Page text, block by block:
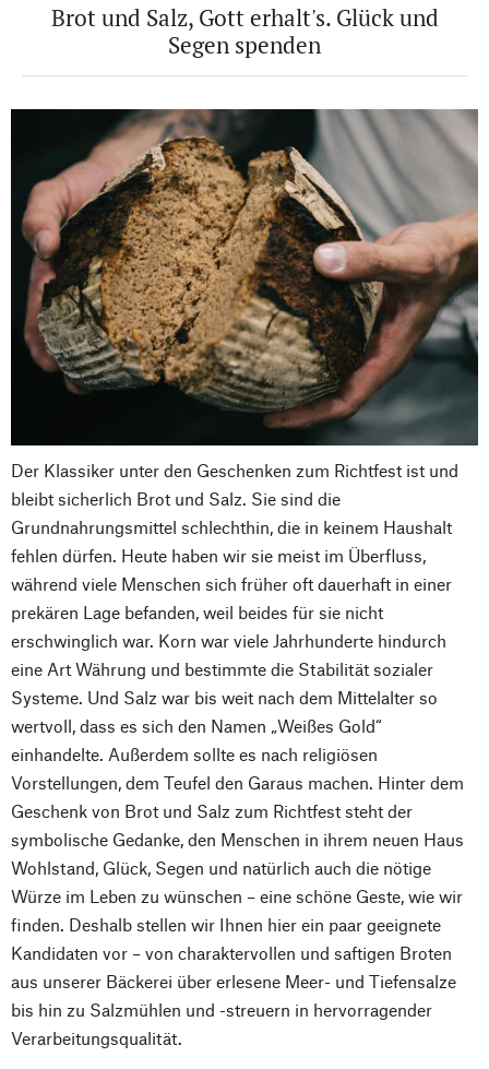
Brot und Salz, Gott erhalt's. Glück und
Segen spenden
Der Klassiker unter den Geschenken zum Richtfest ist und
bleibt sicherlich Brot und Salz. Sie sind die
Grundnahrungsmittel schlechthin, die in keinem Haushalt
fehlen dürfen. Heute haben wir sie meist im Überfluss,
während viele Menschen sich früher oft dauerhaft in einer
prekären Lage befanden, weil beides für sie nicht
erschwinglich war. Korn war viele Jahrhunderte hindurch
eine Art Währung und bestimmte die Stabilität sozialer
Systeme. Und Salz war bis weit nach dem Mittelalter so
wertvoll, dass es sich den Namen „Weißes Gold“
einhandelte. Außerdem sollte es nach religiösen
Vorstellungen, dem Teufel den Garaus machen. Hinter dem
Geschenk von Brot und Salz zum Richtfest steht der
symbolische Gedanke, den Menschen in ihrem neuen Haus
Wohlstand, Glück, Segen und natürlich auch die nötige
Würze im Leben zu wünschen – eine schöne Geste, wie wir
finden. Deshalb stellen wir Ihnen hier ein paar geeignete
Kandidaten vor – von charaktervollen und saftigen Broten
aus unserer Bäckerei über erlesene Meer- und Tiefensalze
bis hin zu Salzmühlen und -streuern in hervorragender
Verarbeitungsqualität.